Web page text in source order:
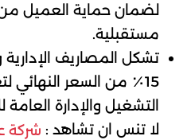
لضمان حماية العميل
مستقبلية.
15٪ من السعر النهائي
التشغيل والإدارة
لا تنس ان تشاهد : شركة